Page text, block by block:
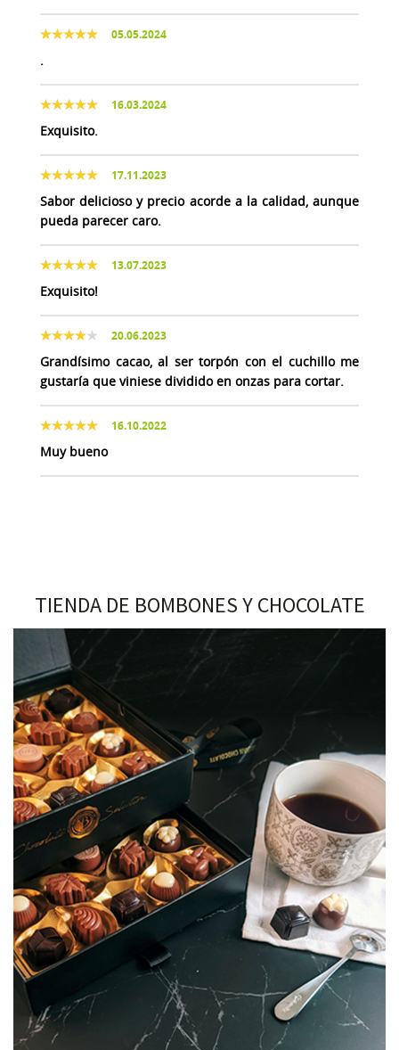
05.05.2024
.
16.03.2024
Exquisito.
17.11.2023
Sabor delicioso y precio acorde a la calidad, aunque
pueda parecer caro.
13.07.2023
Exquisito!
20.06.2023
Grandísimo cacao, al ser torpón con el cuchillo me
gustaría que viniese dividido en onzas para cortar.
16.10.2022
Muy bueno
TIENDA DE BOMBONES Y CHOCOLATE